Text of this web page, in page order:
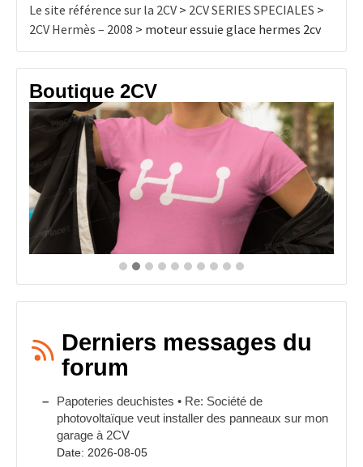
Le site référence sur la 2CV > 2CV SERIES SPECIALES >
2CV Hermès – 2008 > moteur essuie glace hermes 2cv
Boutique 2CV
Derniers messages du
forum
Papoteries deuchistes • Re: Société de
photovoltaïque veut installer des panneaux sur mon
garage à 2CV
Date: 2026-08-05